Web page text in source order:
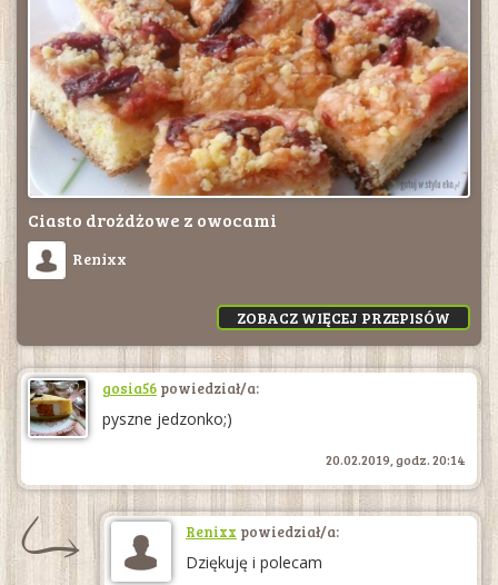
Ciasto drożdżowe z owocami
Renixx
ZOBACZ WIĘCEJ PRZEPISÓW
gosia56 powiedział/a:
pyszne jedzonko;)
20.02.2019, godz. 20:14
Renixx powiedział/a:
Dziękuję i polecam